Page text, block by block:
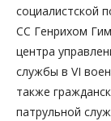
социалистской
СС Генрихом
центра
службы в VI
также
патрульной